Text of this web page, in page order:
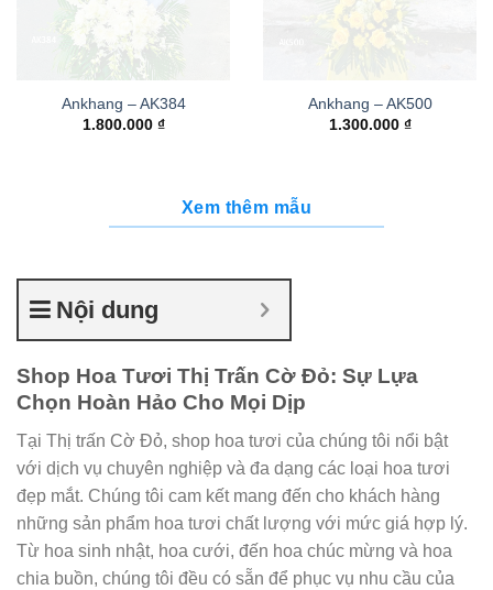
Ankhang – AK384
1.800.000 ₫
Ankhang – AK500
1.300.000 ₫
Xem thêm mẫu
Nội dung
Shop Hoa Tươi Thị Trấn Cờ Đỏ: Sự Lựa
Chọn Hoàn Hảo Cho Mọi Dịp
Tại Thị trấn Cờ Đỏ, shop hoa tươi của chúng tôi nổi bật
với dịch vụ chuyên nghiệp và đa dạng các loại hoa tươi
đẹp mắt. Chúng tôi cam kết mang đến cho khách hàng
những sản phẩm hoa tươi chất lượng với mức giá hợp lý.
Từ hoa sinh nhật, hoa cưới, đến hoa chúc mừng và hoa
chia buồn, chúng tôi đều có sẵn để phục vụ nhu cầu của